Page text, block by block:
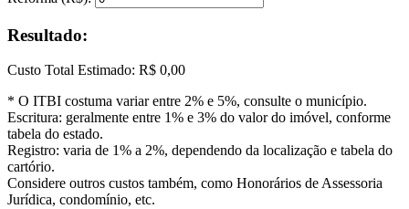
Resultado:
Custo Total Estimado: R$ 0,00
* O ITBI costuma variar entre 2% e 5%, consulte o município.
Escritura: geralmente entre 1% e 3% do valor do imóvel, conforme
tabela do estado.
Registro: varia de 1% a 2%, dependendo da localização e tabela do
cartório.
Considere outros custos também, como Honorários de Assessoria
Jurídica, condomínio, etc.